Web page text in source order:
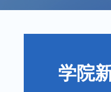
学院